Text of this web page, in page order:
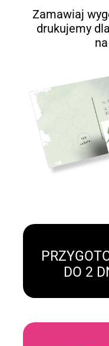
Zamawiaj
drukujemy
DO 2